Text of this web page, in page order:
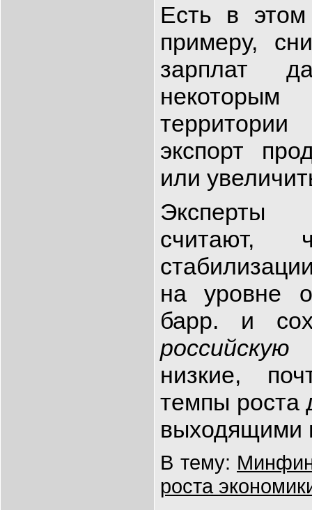
Есть в
примеру,
зарплат
экспорт
или
Эксперты
считают,
на уровне
барр. и
российскую
низкие,
темпы роста
выходящими
В тему: Минфин
роста